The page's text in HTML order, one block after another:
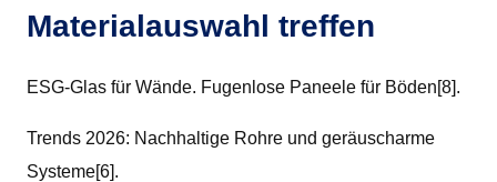
Materialauswahl treffen
ESG-Glas für Wände. Fugenlose Paneele für Böden[8].
Trends 2026: Nachhaltige Rohre und geräuscharme
Systeme[6].